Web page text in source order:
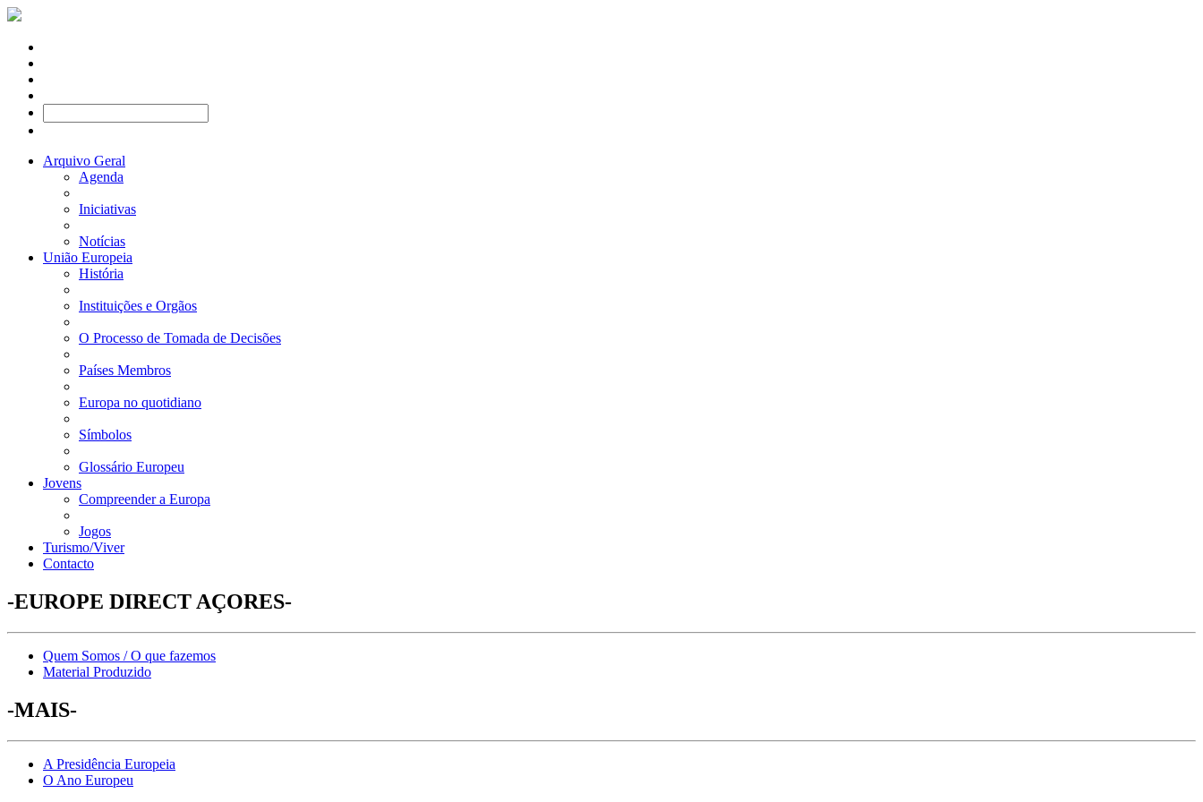
Arquivo Geral
Agenda
Iniciativas
Notícias
União Europeia
História
Instituições e Orgãos
O Processo de Tomada de Decisões
Países Membros
Europa no quotidiano
Símbolos
Glossário Europeu
Jovens
Compreender a Europa
Jogos
Turismo/Viver
Contacto
-EUROPE DIRECT AÇORES-
Quem Somos / O que fazemos
Material Produzido
-MAIS-
A Presidência Europeia
O Ano Europeu